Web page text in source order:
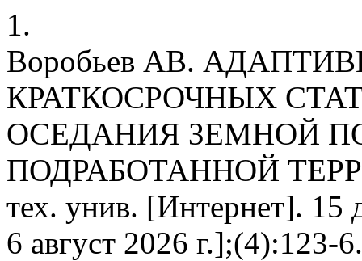
1.
Воробьев АВ.
КРАТКОСРОЧНЫХ
ОСЕДАНИЯ ЗЕМНОЙ
ПОДРАБОТАННОЙ
тех. унив. [Интернет]. 15
6 август 2026 г.];(4):123-